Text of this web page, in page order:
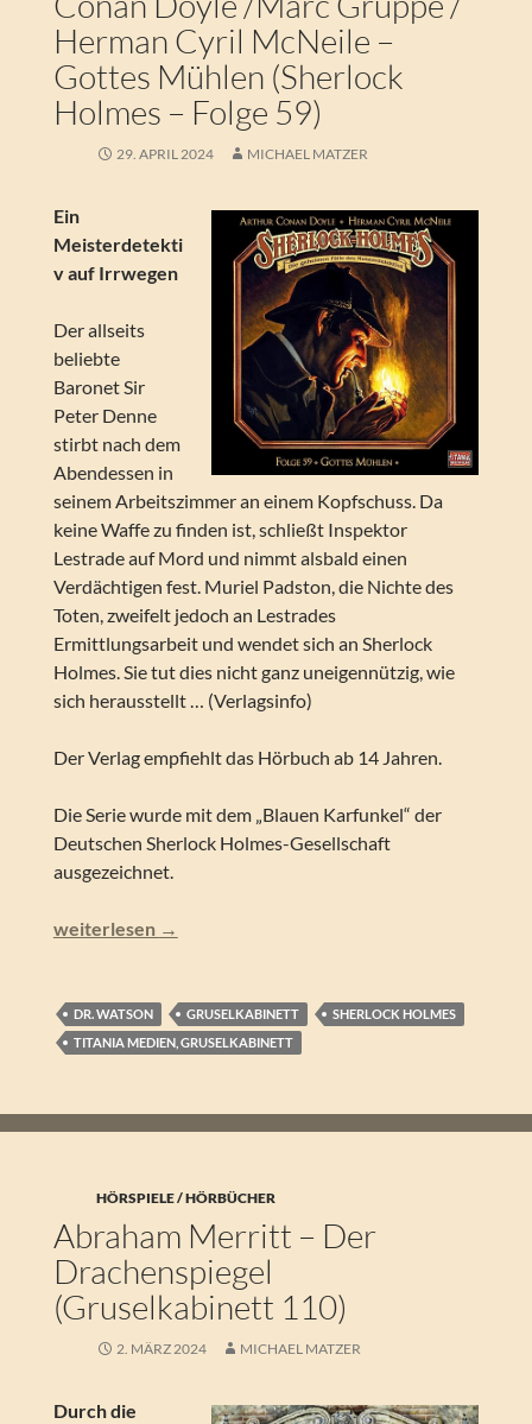
Herman Cyril McNeile –
Gottes Mühlen (Sherlock
Holmes – Folge 59)
29. APRIL 2024 MICHAEL MATZER
Ein
Meisterdetekti
v auf Irrwegen
Der allseits
beliebte
Baronet Sir
Peter Denne
stirbt nach dem
Abendessen in
seinem Arbeitszimmer an einem Kopfschuss. Da
keine Waffe zu finden ist, schließt Inspektor
Lestrade auf Mord und nimmt alsbald einen
Verdächtigen fest. Muriel Padston, die Nichte des
Toten, zweifelt jedoch an Lestrades
Ermittlungsarbeit und wendet sich an Sherlock
Holmes. Sie tut dies nicht ganz uneigennützig, wie
sich herausstellt … (Verlagsinfo)
Der Verlag empfiehlt das Hörbuch ab 14 Jahren.
Die Serie wurde mit dem „Blauen Karfunkel“ der
Deutschen Sherlock Holmes-Gesellschaft
ausgezeichnet.
Conan Doyle /Marc Gruppe / Herman Cyril McNeile –
weiterlesen →
DR. WATSON GRUSELKABINETT
SHERLOCK HOLMES
TITANIA MEDIEN, GRUSELKABINETT
HÖRSPIELE / HÖRBÜCHER
Abraham Merritt – Der
Drachenspiegel
(Gruselkabinett 110)
2. MÄRZ 2024 MICHAEL MATZER
Durch die